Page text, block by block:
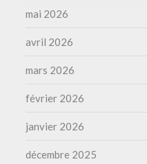
mai 2026
avril 2026
mars 2026
février 2026
janvier 2026
décembre 2025